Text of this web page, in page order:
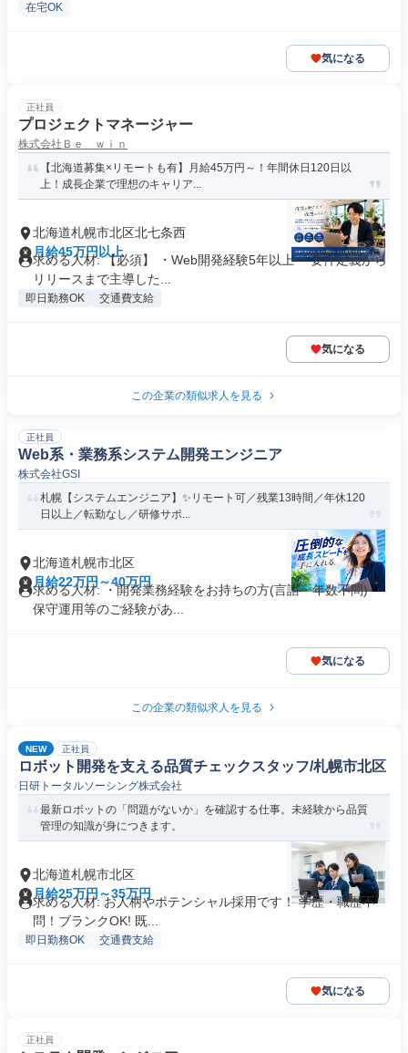
在宅OK
気になる
正社員
プロジェクトマネージャー
株式会社Ｂｅ ｗｉｎ
【北海道募集×リモートも有】月給45万円～！年間休日120日以
上！成長企業で理想のキャリア...
北海道札幌市北区北七条西
月給45万円以上
求める人材: 【必須】 ・Web開発経験5年以上 ・要件定義から
リリースまで主導した...
即日勤務OK 交通費支給
気になる
この企業の類似求人を見る
正社員
Web系・業務系システム開発エンジニア
株式会社GSI
札幌【システムエンジニア】✨リモート可／残業13時間／年休120
日以上／転勤なし／研修サポ...
北海道札幌市北区
月給22万円～40万円
求める人材: ・開発業務経験をお持ちの方(言語・年数不問) ・
保守運用等のご経験があ...
気になる
この企業の類似求人を見る
NEW 正社員
ロボット開発を支える品質チェックスタッフ/札幌市北区
日研トータルソーシング株式会社
最新ロボットの「問題がないか」を確認する仕事。未経験から品質
管理の知識が身につきます。
北海道札幌市北区
月給25万円～35万円
求める人材: お人柄やポテンシャル採用です！ 学歴・職歴不
問！ブランクOK! 既...
即日勤務OK 交通費支給
気になる
正社員